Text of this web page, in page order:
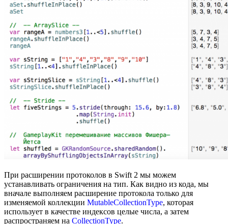
При расширении протоколов в Swift 2 мы можем
устанавливать ограничения на тип. Как видно из кода, мы
вначале выполняем расширение протокола только для
изменяемой коллекции MutableCollectionType, которая
использует в качестве индексов целые числа, а затем
распространяем на CollectionType.